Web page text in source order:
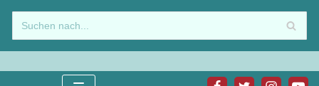
Zum
Inhalt
springen